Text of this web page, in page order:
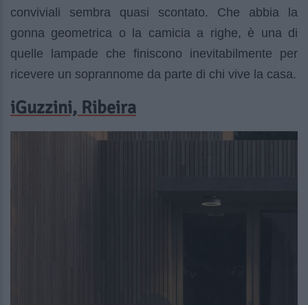
conviviali sembra quasi scontato. Che abbia la
gonna geometrica o la camicia a righe, è una di
quelle lampade che finiscono inevitabilmente per
ricevere un soprannome da parte di chi vive la casa.
iGuzzini, Ribeira